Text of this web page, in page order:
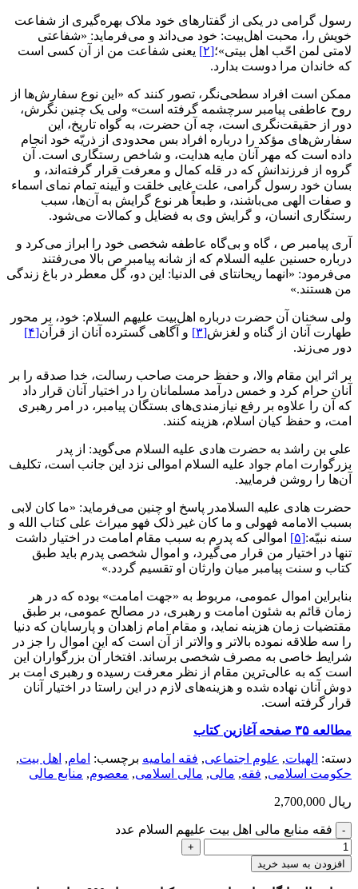
رسول گرامی در یکی از گفتارهای خود ملاک بهره‌گیری از شفاعت
خویش را، محبت اهل‌بیت: خود می‌داند و می‌فرماید: «شفاعتی
لامتی لمن احّب اهل بیتی»؛[۲]
یعنی شفاعت من از آن کسی است
که خاندان مرا دوست بدارد.
ممکن است افراد سطحی‌نگر، تصور کنند که «این نوع سفارش‌ها از
روح عاطفی پیامبر سرچشمه گرفته است» ولی یک چنین نگرش،
دور از حقیقت‌نگری است، چه آن حضرت، به گواه تاریخ، این
سفارش‌های مؤکد را درباره افراد بس محدودی از ذریّه خود انجام
داده است که مهر آنان مایه هدایت، و شاخص رستگاری است. آن
گروه از فرزندانش که در قله کمال و معرفت قرار گرفته‌اند، و
بسان خود رسول گرامی، علت غایی خلقت و آیینه تمام نمای اسماء
و صفات الهی می‌باشند، و طبعاً هر نوع گرایش به آن‌ها، سبب
رستگاری انسان، و گرایش وی به فضایل و کمالات می‌شود.
آری پیامبر ص ، گاه و بی‌گاه عاطفه شخصی خود را ابراز می‌کرد و
درباره حسنین علیه السلام که از شانه پیامبر ص بالا می‌رفتند
می‌فرمود: «انهما ریحانتای فی الدنیا: این دو، گل معطر در باغ زندگی
من هستند.»
ولی سخنان آن حضرت درباره اهل‌بیت علیهم السلام: خود، بر محور
طهارت آنان از گناه و لغزش[۳] و آگاهی گسترده آنان از قرآن[۴]
دور می‌زند.
بر اثر این مقام والا، و حفظ حرمت صاحب رسالت، خدا صدقه را بر
آنان حرام کرد و خمس درآمد مسلمانان را در اختیار آنان قرار داد
که آن را علاوه بر رفع نیازمندی‌های بستگان پیامبر، در امر رهبری
امت، و حفظ کیان اسلام، هزینه کنند.
علی بن راشد به حضرت هادی علیه السلام می‌گوید: از پدر
بزرگوارت امام جواد علیه السلام اموالی نزد این جانب است، تکلیف
آن‌ها را روشن فرمایید.
حضرت هادی علیه السلامدر پاسخ او چنین می‌فرماید: «ما کان لابی
بسبب الامامه فهولی و ما کان غیر ذلک فهو میراث علی کتاب الله و
سنه نبیّه:[۵]
اموالی که پدرم به سبب مقام امامت در اختیار داشت
تنها در اختیار من قرار می‌گیرد، و اموال شخصی پدرم باید طبق
کتاب و سنت پیامبر میان وارثان او تقسیم گردد.»
بنابراین اموال عمومی، مربوط به «جهت امامت» بوده که در هر
زمان قائم به شئون امامت و رهبری، در مصالح عمومی، بر طبق
مقتضیات زمان هزینه نماید، و مقام امام زاهدان و پارسایان که دنیا
را سه طلاقه نموده بالاتر و والاتر از آن است که این اموال را جز در
شرایط خاصی به مصرف شخصی برساند. افتخار آن بزرگواران این
است که به عالی‌ترین مقام از نظر معرفت رسیده و رهبری امت بر
دوش آنان نهاده شده و هزینه‌های لازم در این راستا در اختیار آنان
قرار گرفته است.
مطالعه ۳۵ صفحه آغازین کتاب
دسته: الهيات, علوم اجتماعی, فقه امامیه برچسب: امام, اهل بیت,
حکومت اسلامی, فقه, مالی, مالی اسلامی, معصوم, منابع مالی
ریال
فقه منابع مالی اهل بیت علیهم السلام عدد
افزودن به سبد خرید